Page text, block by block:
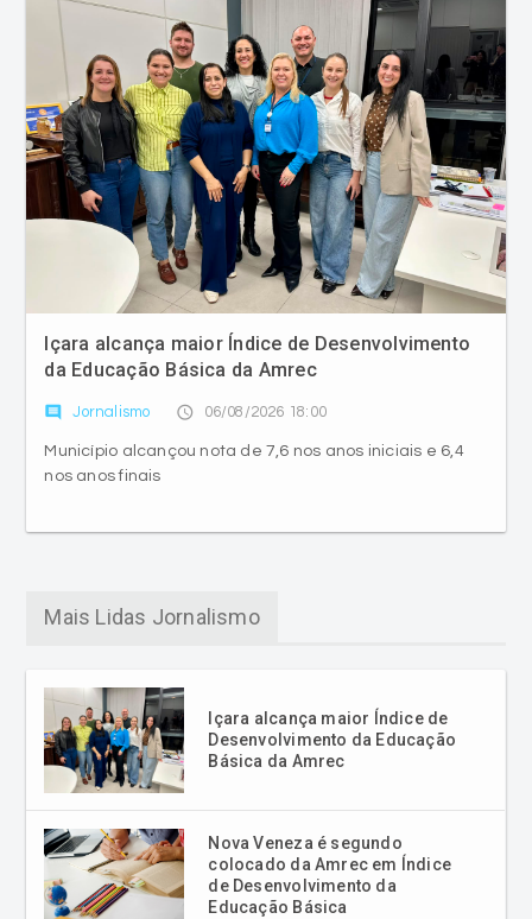
Içara alcança maior Índice de Desenvolvimento
da Educação Básica da Amrec
comment Jornalismo access_time 06/08/2026 18:00
Município alcançou nota de 7,6 nos anos iniciais e 6,4
nos anos finais
Mais Lidas Jornalismo
Içara alcança maior Índice de
Desenvolvimento da Educação
Básica da Amrec
Nova Veneza é segundo
colocado da Amrec em Índice
de Desenvolvimento da
Educação Básica